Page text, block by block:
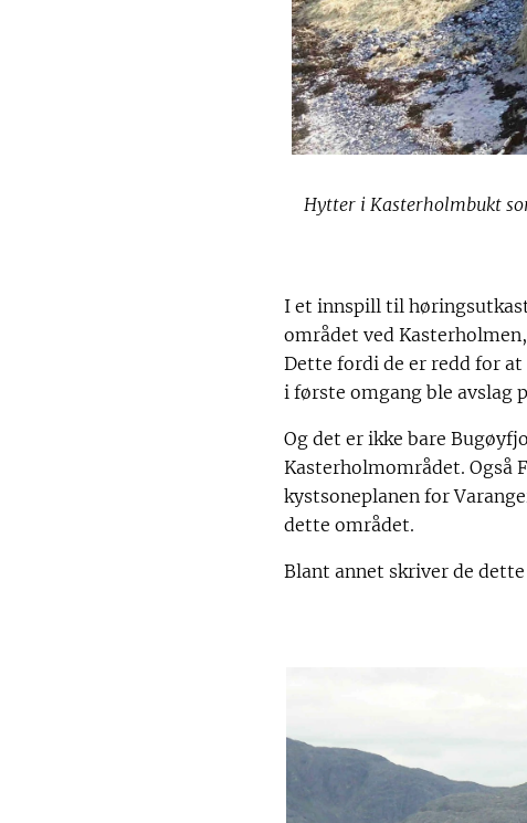
Hytter i Kasterholmbukt
I et innspill til
området ved
Dette fordi de er redd for
i første omgang ble avslag
Og det er ikke bare
Kasterholmområdet.
kystsoneplanen for
dette området.
Blant annet skriver de